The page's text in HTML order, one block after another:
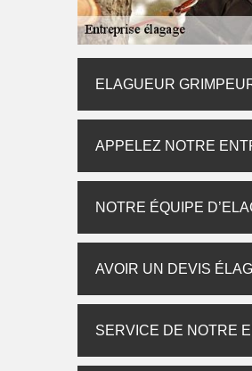
ELAGUEUR
APPELEZ NOTRE
NOTRE ÉQUIPE
AVOIR UN DEVIS
SERVICE DE NOTRE